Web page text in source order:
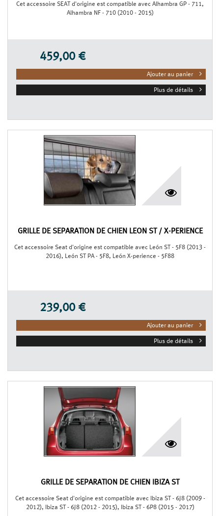
Cet accessoire SEAT d'origine est compatible avec Alhambra GP - 711,
Alhambra NF - 710 (2010 - 2015)
459,00 €
Ajouter au panier
Plus de détails
GRILLE DE SÉPARATION DE CHIEN LEON ST / X-PERIENCE
Cet accessoire Seat d'origine est compatible avec León ST - 5F8 (2013 -
2016), León ST PA - 5F8, León X-perience - 5F88
239,00 €
Ajouter au panier
Plus de détails
GRILLE DE SÉPARATION DE CHIEN IBIZA ST
Cet accessoire Seat d'origine est compatible avec Ibiza ST - 6J8 (2009 -
2012), Ibiza ST - 6J8 (2012 - 2015), Ibiza ST - 6P8 (2015 - 2017)